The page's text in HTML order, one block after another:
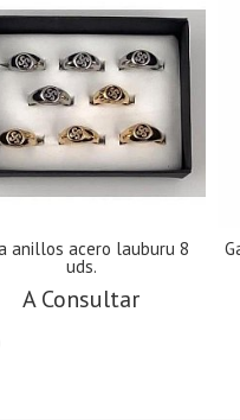
anillos acero lauburu 8
uds.
A Consultar